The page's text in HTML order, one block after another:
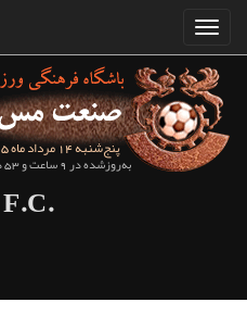
پنج‌شنبه 14 مرداد ماه 1405
به‌روزشده در 9 ساعت و 53 دقیقه قبل
F.C.